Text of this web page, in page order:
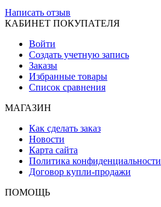
Написать отзыв
КАБИНЕТ ПОКУПАТЕЛЯ
Войти
Создать учетную запись
Заказы
Избранные товары
Список сравнения
МАГАЗИН
Как сделать заказ
Новости
Карта сайта
Политика конфиденциальности
Договор купли-продажи
ПОМОЩЬ